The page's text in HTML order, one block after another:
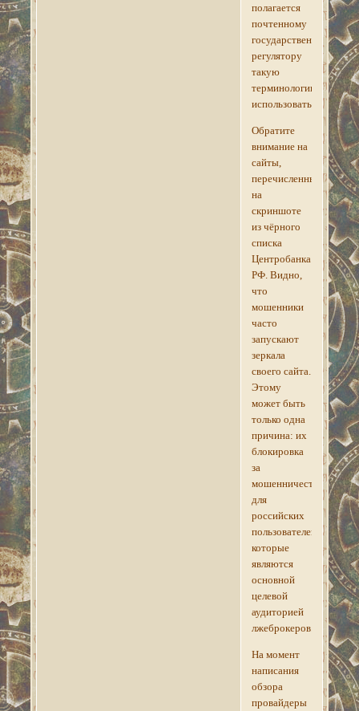
полагается
почтенному
государственному
регулятору
такую
терминологию
использовать.
Обратите
внимание на
сайты,
перечисленные
на
скриншоте
из чёрного
списка
Центробанка
РФ. Видно,
что
мошенники
часто
запускают
зеркала
своего сайта.
Этому
может быть
только одна
причина: их
блокировка
за
мошенничество
для
российских
пользователей,
которые
являются
основной
целевой
аудиторией
лжеброкеров.
На момент
написания
обзора
провайдеры